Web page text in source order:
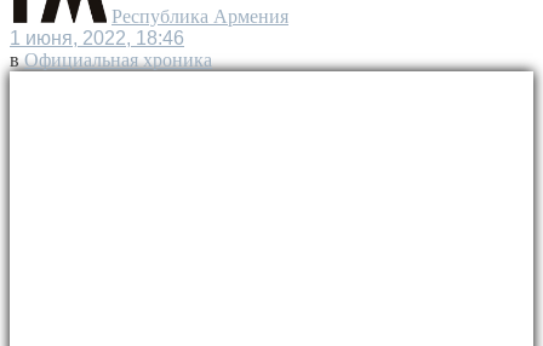
Республика Армения
1 июня, 2022, 18:46
в Официальная хроника